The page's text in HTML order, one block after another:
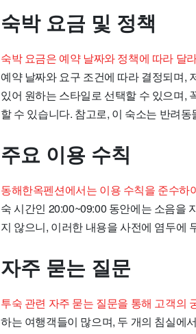
숙박 요금 및 정책
숙박 요금은 예약 날짜와 정책에 따라 달
예약 날짜와 요구 조건에 따라 결정되며,
있어 원하는 스타일로 선택할 수 있으며,
할 수 있습니다. 참고로, 이 숙소는 반려
주요 이용 수칙
동해한옥펜션에서는 이용 수칙을 준수하
숙 시간인 20:00~09:00 동안에는 소음을
지 않으니, 이러한 내용을 사전에 염두에
자주 묻는 질문
투숙 관련 자주 묻는 질문을 통해 고객의
하는 여행객들이 많으며, 두 개의 침실에